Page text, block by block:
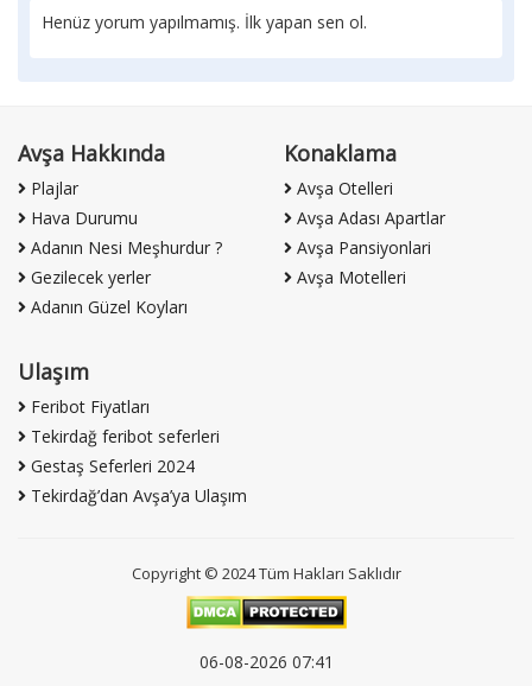
Henüz yorum yapılmamış. İlk yapan sen ol.
Avşa Hakkında
Plajlar
Hava Durumu
Adanın Nesi Meşhurdur ?
Gezilecek yerler
Adanın Güzel Koyları
Konaklama
Avşa Otelleri
Avşa Adası Apartlar
Avşa Pansiyonlari
Avşa Motelleri
Ulaşım
Feribot Fiyatları
Tekirdağ feribot seferleri
Gestaş Seferleri 2024
Tekirdağ’dan Avşa’ya Ulaşım
Copyright © 2024 Tüm Hakları Saklıdır
06-08-2026 07:41